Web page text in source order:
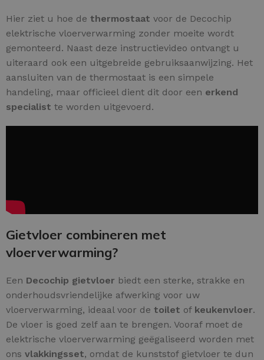
Hier ziet u hoe de thermostaat voor de Decochip
elektrische vloerverwarming zonder moeite wordt
gemonteerd. Naast deze instructievideo ontvangt u
uiteraard ook een uitgebreide gebruiksaanwijzing. Het
aansluiten van de thermostaat is een simpele
handeling, maar officieel dient dit door een erkend
specialist te worden uitgevoerd.
Gietvloer combineren met
vloerverwarming?
Een Decochip gietvloer biedt een sterke, strakke en
onderhoudsvriendelijke afwerking voor uw
vloerverwarming, ideaal voor de toilet of keukenvloer.
De vloer is goed zelf aan te brengen. Vooraf moet de
elektrische vloerverwarming geëgaliseerd worden met
ons vlakkingsset, omdat de kunststof gietvloer te dun